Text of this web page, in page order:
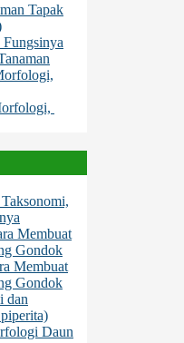
Tapak
Membuat
Gondok
Membuat
Gondok
dan
Daun